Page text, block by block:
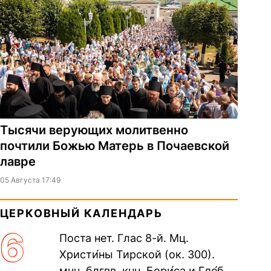
Тысячи верующих молитвенно
почтили Божью Матерь в Почаевской
лавре
05 Августа 17:49
ЦЕРКОВНЫЙ КАЛЕНДАРЬ
6
Поста нет. Глас 8-й. Мц.
Христи́ны Тирской (ок. 300).